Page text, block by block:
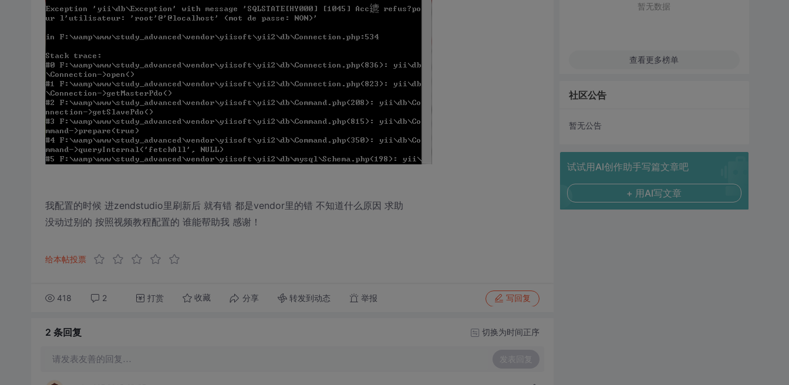
我配置的时候 进zendstudio里刷新后 就有错 都是vendor里的错 不知道什么原因 求助
没动过别的 按照视频教程配置的 谁能帮助我 感谢！
给本帖投票
418 2 打赏 收藏 分享 转发到动态 举报 写回复
2 条回复 切换为时间正序
请发表友善的回复… 发表回复
暂无数据
查看更多榜单
社区公告
暂无公告
试试用AI创作助手写篇文章吧
+ 用AI写文章